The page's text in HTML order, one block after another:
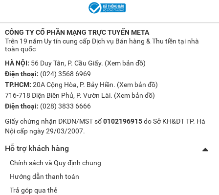
CÔNG TY CỔ PHẦN MẠNG TRỰC TUYẾN META
Trên 19 năm Uy tín cung cấp Dịch vụ Bán hàng & Thu tiền tại nhà
toàn quốc
HÀ NỘI: 56 Duy Tân, P. Cầu Giấy. (Xem bản đồ)
Điện thoại: (024) 3568 6969
TP.HCM: 20A Cộng Hòa, P. Bảy Hiền. (Xem bản đồ)
716-718 Điện Biên Phủ, P. Vườn Lài. (Xem bản đồ)
Điện thoại: (028) 3833 6666
Giấy chứng nhận ĐKDN/MST số0102196915do Sở KH&ĐT TP. Hà
Nội cấp ngày 29/03/2007.
Hỗ trợ khách hàng
Chính sách và Quy định chung
Hướng dẫn thanh toán
Trả góp qua thẻ